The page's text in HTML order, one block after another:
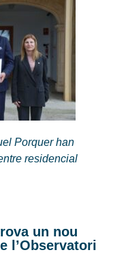
Porquer han
residencial
un nou
l’Observatori